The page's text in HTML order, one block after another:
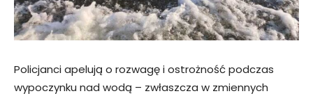
Policjanci apelują o rozwagę i ostrożność podczas
wypoczynku nad wodą – zwłaszcza w zmiennych